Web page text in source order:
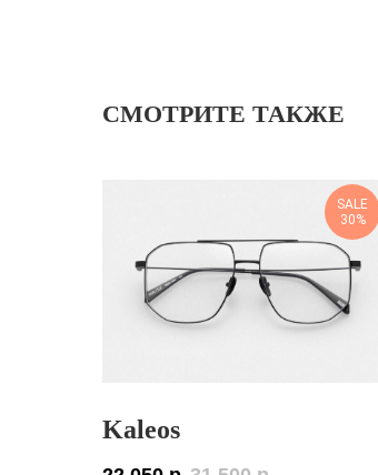
СМОТРИТЕ ТАКЖЕ
SALE
30%
Kaleos